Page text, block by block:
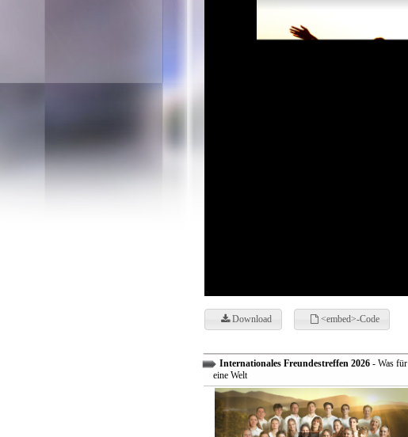
Download <embed>-Code
Internationales Freundestreffen 2026- Was für
eine Welt